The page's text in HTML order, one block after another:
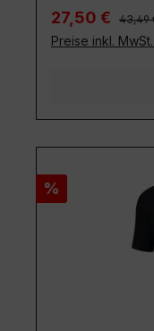
27,50 € 43,49
Preise inkl.
Rabatt
%